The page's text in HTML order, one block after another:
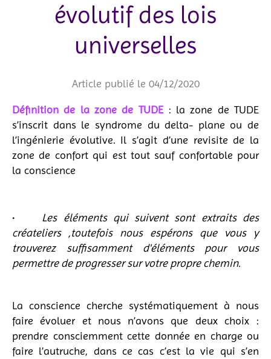
évolutif des lois
universelles
Article publié le 04/12/2020
Définition de la zone de TUDE: la zone de TUDE
s’inscrit dans le syndrome du delta- plane ou de
l’ingénierie évolutive. Il s’agit d’une revisite de la
zone de confort qui est tout sauf confortable pour
la conscience
·
Les éléments qui suivent sont extraits des
créateliers ,toutefois nous espérons que vous y
trouverez suffisamment d'éléments pour vous
permettre de progresser sur votre propre chemin.
La conscience cherche systématiquement à nous
faire évoluer et nous n’avons que deux choix :
prendre consciemment cette donnée en charge ou
faire l’autruche, dans ce cas c’est la vie qui s’en